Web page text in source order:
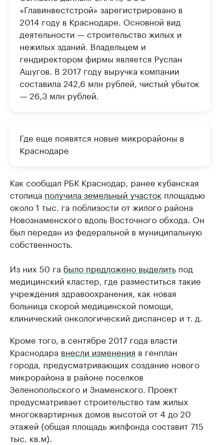
«Главинвестстрой» зарегистрировано в
2014 году в Краснодаре. Основной вид
деятельности — строительство жилых и
нежилых зданий. Владельцем и
гендиректором фирмы является Руслан
Ашугов. В 2017 году выручка компании
составила 242,6 млн рублей, чистый убыток
— 26,3 млн рублей.
Где еще появятся новые микрорайоны в
Краснодаре
Как сообщал РБК Краснодар, ранее кубанская
столица получила земельный участок площадью
около 1 тыс. га поблизости от жилого района
Новознаменского вдоль Восточного обхода. Он
был передан из федеральной в муниципальную
собственность.
Из них 50 га было предложено выделить под
медицинский кластер, где разместиться такие
учреждения здравоохранения, как новая
больница скорой медицинской помощи,
клинический онкологический диспансер и т. д.
Кроме того, в сентябре 2017 года власти
Краснодара внесли изменения в генплан
города, предусматривающих создание нового
микрорайона в районе поселков
Зеленопольского и Знаменского. Проект
предусматривает строительство там жилых
многоквартирных домов высотой от 4 до 20
этажей (общая площадь жилфонда составит 715
тыс. кв.м).